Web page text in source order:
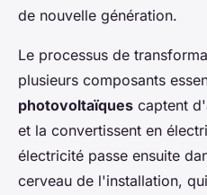
de nouvelle génération.
Le processus de
plusieurs composants
photovoltaïques captent
et la convertissent en
électricité passe ensuite
cerveau de l'installation,